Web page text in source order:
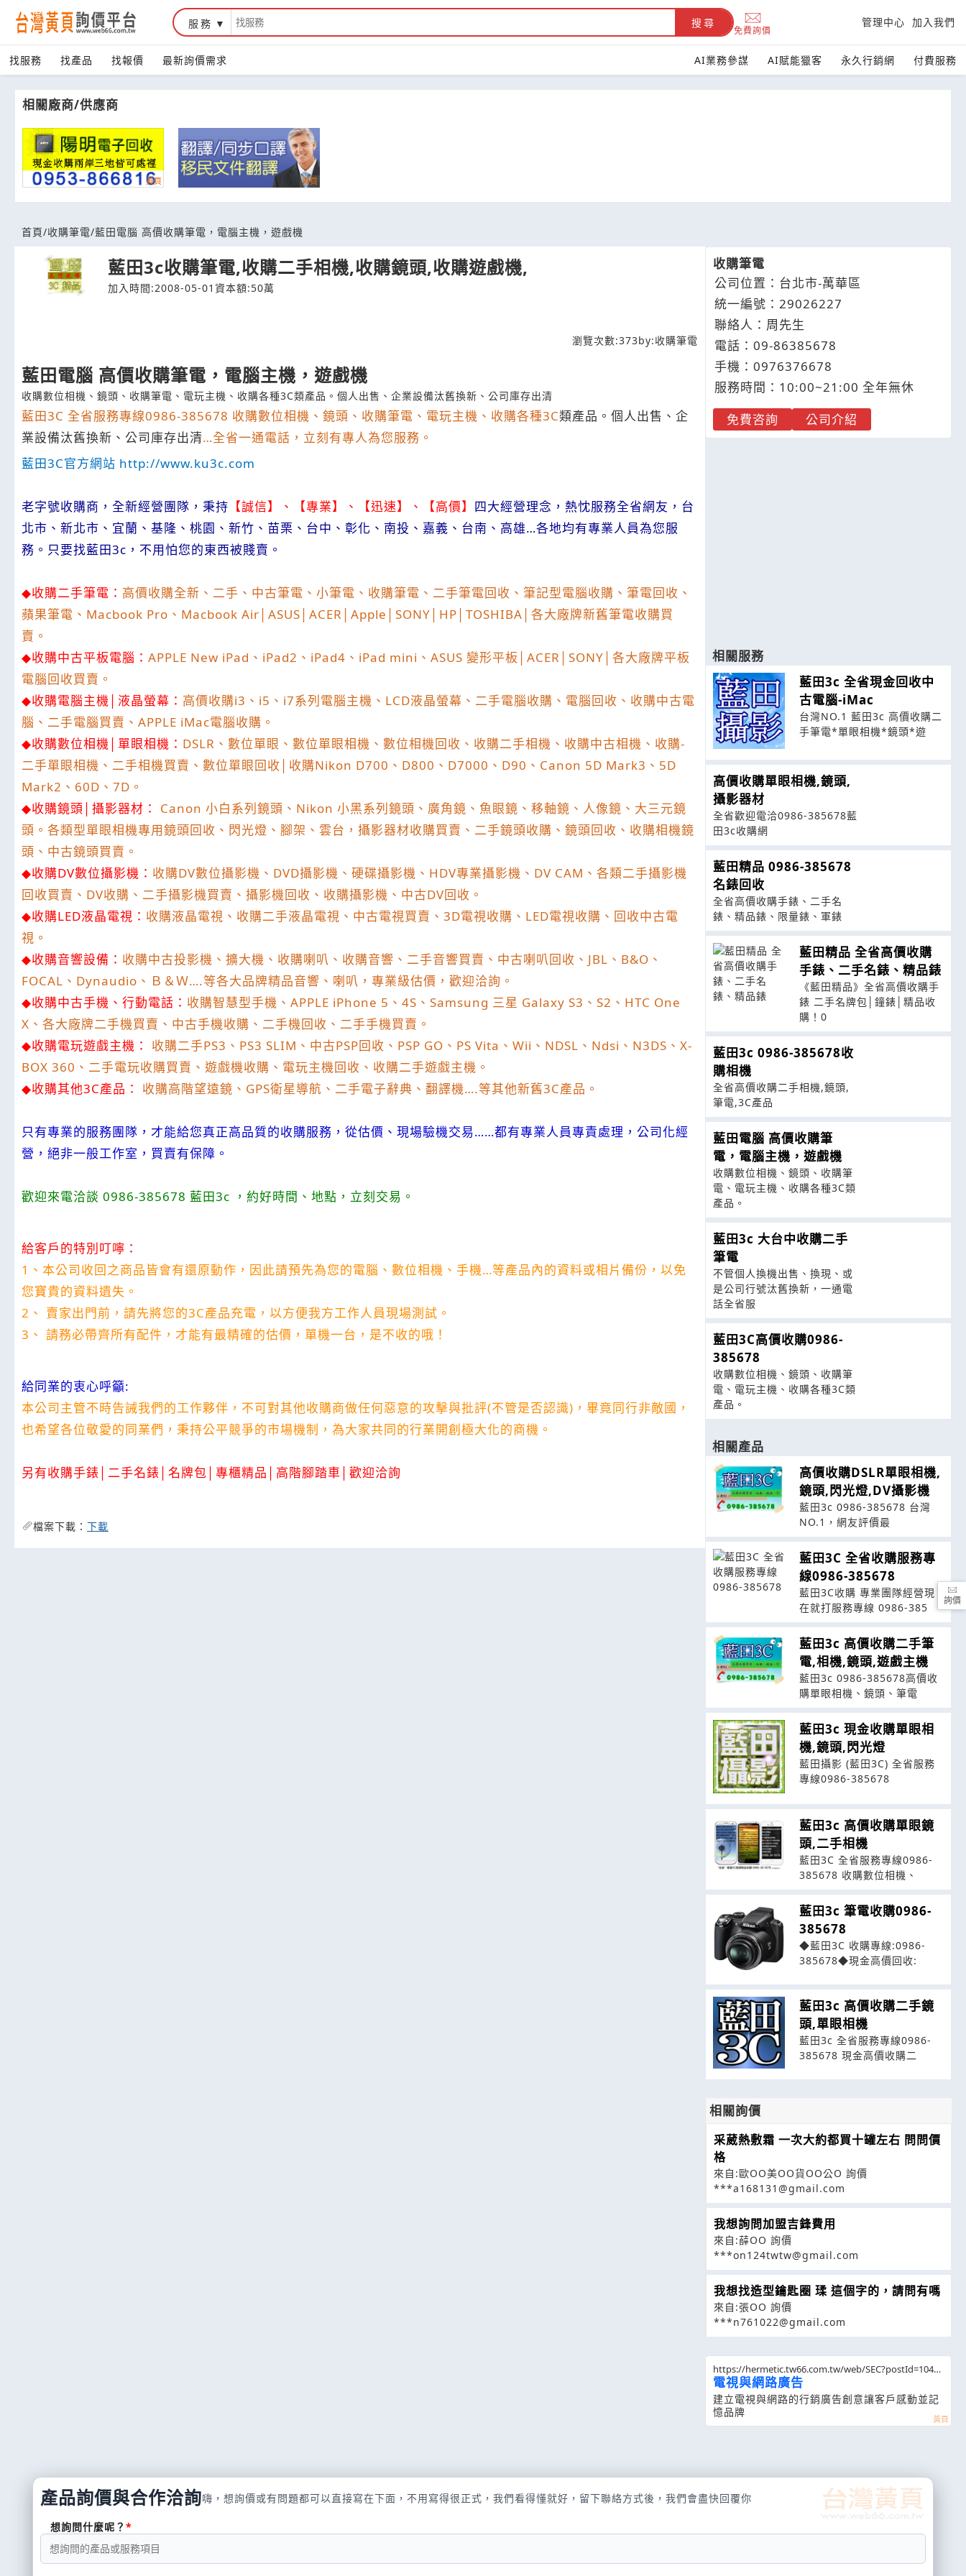
台灣黃頁詢價平台
服務 搜尋
免費詢價
管理中心 加入我們
找服務 找產品 找報價 最新詢價需求 AI業務參謀 AI賦能獵客 永久行銷網 付費服務
相關廠商/供應商
首頁/收購筆電/藍田電腦 高價收購筆電，電腦主機，遊戲機
藍田3c收購筆電,收購二手相機,收購鏡頭,收購遊戲機,
加入時間:2008-05-01 資本額:50萬
瀏覽次數:373by:收購筆電
藍田電腦 高價收購筆電，電腦主機，遊戲機
收購數位相機、鏡頭、收購筆電、電玩主機、收購各種3C類產品。個人出售、企業設備汰舊換新、公司庫存出清
藍田3C 全省服務專線0986-385678 收購數位相機、鏡頭、收購筆電、電玩主機、收購各種3C類產品。個人出售、企
業設備汰舊換新、公司庫存出清…全省一通電話，立刻有專人為您服務。
藍田3C官方網站 http://www.ku3c.com
老字號收購商，全新經營團隊，秉持 【誠信】、【專業】、【迅速】、【高價】 四大經營理念，熱忱服務全省網友，台
北市、新北市、宜蘭、基隆、桃園、新竹、苗栗、台中、彰化、南投、嘉義、台南、高雄…各地均有專業人員為您服
務。只要找藍田3c ，不用怕您的東西被賤賣。
◆收購二手筆電： 高價收購全新、二手、中古筆電、小筆電、收購筆電、二手筆電回收、筆記型電腦收購、筆電回收、
蘋果筆電、 Macbook Pro 、 Macbook Air│ASUS│ACER│Apple│SONY│HP│TOSHIBA│ 各大廠牌新舊筆電收購買
賣。
◆收購中古平板電腦： APPLE New iPad 、 iPad2 、 iPad4 、 iPad mini 、 ASUS 變形平板 │ACER│SONY│ 各大廠牌平板
電腦回收買賣。
◆收購電腦主機 液晶螢幕： 高價收購i3 、 i5 、 i7系列電腦主機、 LCD液晶螢幕、二手電腦收購、電腦回收、 收購中古電
腦 、二手電腦買賣、 APPLE iMac電腦收購。
◆收購數位相機 單眼相機： DSLR 、數位單眼、數位單眼相機、數位相機回收、收購二手相機、收購中古相機、收購-
二手單眼相機、二手相機買賣、 數位單眼回收 收購Nikon D700 、 D800 、 D7000 、 D90 、 Canon 5D Mark3 、 5D
Mark2 、 60D 、 7D 。
◆收購鏡頭 攝影器材： Canon 小白系列鏡頭、 Nikon 小黑系列鏡頭、廣角鏡、魚眼鏡、移軸鏡、人像鏡、大三元鏡
頭。各類型單眼相機專用鏡頭回收、閃光燈、腳架、雲台，攝影器材收購買賣、二手鏡頭收購、鏡頭回收、收購相機鏡
頭、中古鏡頭買賣。
◆收購DV數位攝影機： 收購DV數位攝影機、 DVD攝影機、硬碟攝影機、 HDV專業攝影機、 DV CAM 、各類二手攝影機
回收買賣、 DV收購、二手攝影機買賣、攝影機回收、收購攝影機、中古DV回收。
◆收購LED液晶電視： 收購液晶電視、收購二手液晶電視、中古電視買賣、 3D電視收購、 LED電視收購、回收中古電
視。
◆收購音響設備： 收購中古投影機、擴大機、收購喇叭、收購音響、二手音響買賣、中古喇叭回收、 JBL 、 B&O 、
FOCAL 、 Dynaudio 、Ｂ＆Ｗ….等各大品牌精品音響、喇叭，專業級估價，歡迎洽詢。
◆收購中古手機、行動電話： 收購智慧型手機、 APPLE iPhone 5 、 4S 、 Samsung 三星 Galaxy S3 、 S2 、 HTC One
X 、各大廠牌二手機買賣、中古手機收購、二手機回收、二手手機買賣。
◆收購電玩遊戲主機： 收購二手PS3 、 PS3 SLIM 、中古PSP回收、 PSP GO 、 PS Vita 、 Wii 、 NDSL 、 Ndsi 、 N3DS 、 X-
BOX 360 、二手電玩收購買賣、遊戲機收購、電玩主機回收、收購二手遊戲主機。
◆收購其他3C產品： 收購高階望遠鏡、 GPS衛星導航、二手電子辭典、翻譯機….等其他新舊3C產品。
只有專業的服務團隊，才能給您真正高品質的收購服務，從估價、現場驗機交易……都有專業人員專責處理，公司化經
營，絕非一般工作室，買賣有保障。
歡迎來電洽談 0986-385678 藍田3c ，約好時間、地點，立刻交易。
給客戶的特別叮嚀：
1 、本公司收回之商品皆會有還原動作，因此請預先為您的電腦、數位相機、手機…等產品內的資料或相片備份，以免
您寶貴的資料遺失。
2 、 賣家出門前，請先將您的3C產品充電，以方便我方工作人員現場測試。
3 、 請務必帶齊所有配件，才能有最精確的估價，單機一台，是不收的哦！
給同業的衷心呼籲:
本公司主管不時告誡我們的工作夥伴，不可對其他收購商做任何惡意的攻擊與批評(不管是否認識) ，畢竟同行非敵國，
也希望各位敬愛的同業們，秉持公平競爭的市場機制，為大家共同的行業開創極大化的商機。
另有收購手錶 二手名錶 名牌包 專櫃精品 高階腳踏車 歡迎洽詢
檔案下載： 下載
收購筆電
公司位置：台北市-萬華區
統一編號：29026227
聯絡人：周先生
電話： 09-86385678
手機： 0976376678
服務時間：10:00~21:00 全年無休
免費咨詢
公司介紹
相關服務
藍田3c 全省現金回收中
古電腦-iMac
台灣NO.1 藍田3c 高價收購二
手筆電*單眼相機*鏡頭*遊
高價收購單眼相機,鏡頭,
攝影器材
全省歡迎電洽0986-385678藍
田3c收購網
藍田精品 0986-385678
名錶回收
全省高價收購手錶、二手名
錶、精品錶、限量錶、軍錶
藍田精品 全省高價收購
手錶、二手名錶、精品錶
《藍田精品》全省高價收購手
錶 二手名牌包│鐘錶│精品收
購！0
藍田3c 0986-385678收
購相機
全省高價收購二手相機,鏡頭,
筆電,3C產品
藍田電腦 高價收購筆
電，電腦主機，遊戲機
收購數位相機、鏡頭、收購筆
電、電玩主機、收購各種3C類
產品。
藍田3c 大台中收購二手
筆電
不管個人換機出售、換現、或
是公司行號汰舊換新，一通電
話全省服
藍田3C高價收購0986-
385678
收購數位相機、鏡頭、收購筆
電、電玩主機、收購各種3C類
產品。
相關產品
高價收購DSLR單眼相機,
鏡頭,閃光燈,DV攝影機
藍田3c 0986-385678 台灣
NO.1，網友評價最
藍田3C 全省收購服務專
線0986-385678
藍田3C收購 專業團隊經營現
在就打服務專線 0986-385
藍田3c 高價收購二手筆
電,相機,鏡頭,遊戲主機
藍田3c 0986-385678高價收
購單眼相機、鏡頭、筆電
藍田3c 現金收購單眼相
機,鏡頭,閃光燈
藍田攝影 (藍田3C) 全省服務
專線0986-385678
藍田3c 高價收購單眼鏡
頭,二手相機
藍田3C 全省服務專線0986-
385678 收購數位相機、
藍田3c 筆電收購0986-
385678
◆藍田3C 收購專線:0986-
385678◆現金高價回收:
藍田3c 高價收購二手鏡
頭,單眼相機
藍田3c 全省服務專線0986-
385678 現金高價收購二
相關詢價
采葳熱敷霜 一次大約都買十罐左右 問問價
格
來自:歐OO美OO貨OO公O 詢價
***a168131@gmail.com
我想詢問加盟吉鋒費用
來自:薛OO 詢價
***on124twtw@gmail.com
我想找造型鑰匙圈 瑈 這個字的，請問有嗎
來自:張OO 詢價
***n761022@gmail.com
https://hermetic.tw66.com.tw/web/SEC?postId=10453
65
電視與網路廣告
建立電視與網路的行銷廣告創意讓客戶感動並記
憶品牌
產品詢價與合作洽詢嗨，想詢價或有問題都可以直接寫在下面，不用寫得很正式，我們看得懂就好，留下聯絡方式後，我們會盡快回覆你
想詢問什麼呢？
詢價